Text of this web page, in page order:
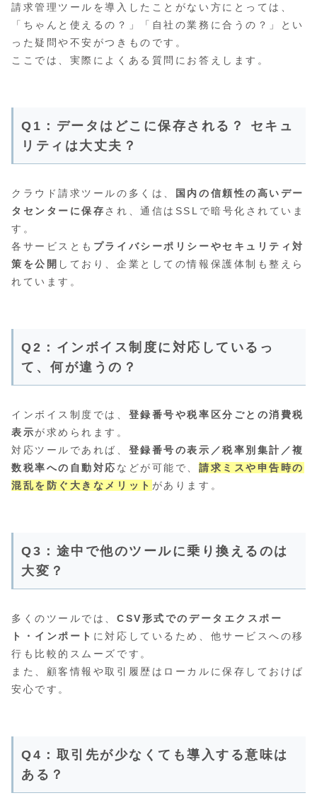
請求管理ツールを導入したことがない方にとっては、
「ちゃんと使えるの？」「自社の業務に合うの？」とい
った疑問や不安がつきものです。
ここでは、実際によくある質問にお答えします。
Q1：データはどこに保存される？ セキュ
リティは大丈夫？
クラウド請求ツールの多くは、
国内の信頼性の高いデー
タセンターに保存 され、通信はSSLで暗号化されていま
す。
各サービスとも プライバシーポリシーやセキュリティ対
策を公開 しており、企業としての情報保護体制も整えら
れています。
Q2：インボイス制度に対応しているっ
て、何が違うの？
インボイス制度では、 登録番号や税率区分ごとの消費税
表示が求められます。
対応ツールであれば、 登録番号の表示／税率別集計／複
数税率への自動対応 などが可能で、 請求ミスや申告時の
混乱を防ぐ大きなメリット があります。
Q3：途中で他のツールに乗り換えるのは
大変？
多くのツールでは、CSV形式でのデータエクスポー
ト・インポート に対応しているため、他サービスへの移
行も比較的スムーズです。
また、顧客情報や取引履歴はローカルに保存しておけば
安心です。
Q4：取引先が少なくても導入する意味は
ある？